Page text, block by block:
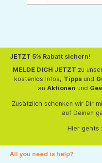
JETZT 5% Rabatt sichern!
MELDE DICH JETZT zu
kostenlos Infos, Tippsund
an Aktionen und
Zusätzlich schenken wir Dir
auf Deinen
Hier gehts
All you need is help?